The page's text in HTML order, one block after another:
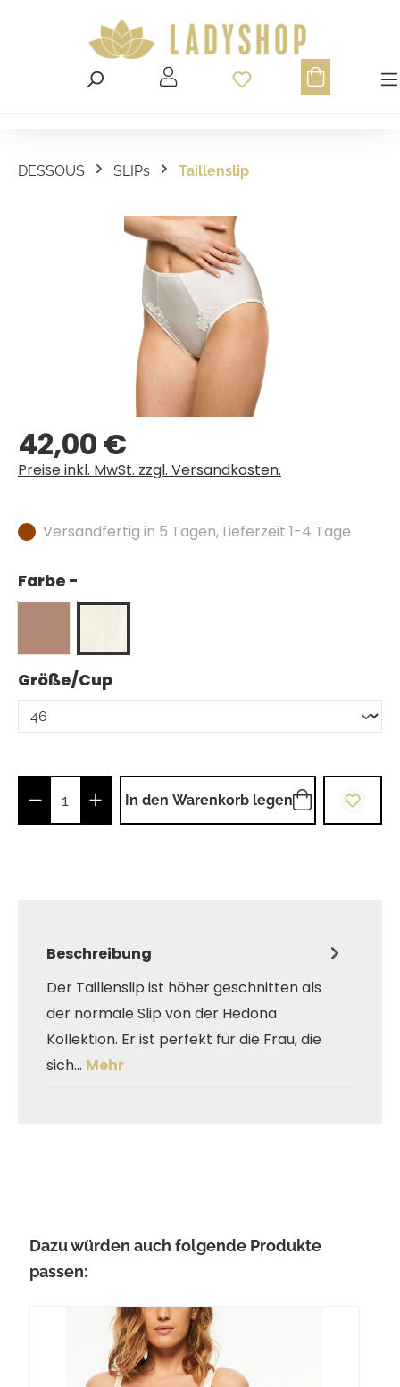
Du hast 0
DESSOUS SLIPs Taillenslip
Bildergalerie überspringen
Regulärer Preis:
42,00 €
Preise inkl. MwSt. zzgl. Versandkosten.
Versandfertig in 5 Tagen, Lieferzeit 1-4 Tage
Farbe -
Größe/Cupauswählen
Produkt Anzahl: Gib den gewünschten
In den Warenkorb legen
Beschreibung
Der Taillenslip ist höher geschnitten als
der normale Slip von der Hedona
Kollektion. Er ist perfekt für die Frau, die
sich… Mehr
Produktgalerie überspringen
Dazu würden auch folgende Produkte
passen: